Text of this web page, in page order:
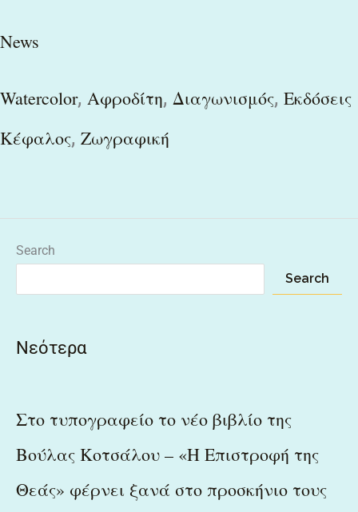
News
Watercolor, Αφροδίτη, Διαγωνισμός, Εκδόσεις
Κέφαλος, Ζωγραφική
Search
Search
Νεότερα
Στο τυπογραφείο το νέο βιβλίο της
Βούλας Κοτσάλου – «Η Επιστροφή της
Θεάς» φέρνει ξανά στο προσκήνιο τους